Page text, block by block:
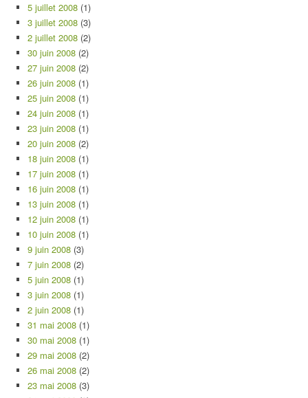
5 juillet 2008 (1)
3 juillet 2008 (3)
2 juillet 2008 (2)
30 juin 2008 (2)
27 juin 2008 (2)
26 juin 2008 (1)
25 juin 2008 (1)
24 juin 2008 (1)
23 juin 2008 (1)
20 juin 2008 (2)
18 juin 2008 (1)
17 juin 2008 (1)
16 juin 2008 (1)
13 juin 2008 (1)
12 juin 2008 (1)
10 juin 2008 (1)
9 juin 2008 (3)
7 juin 2008 (2)
5 juin 2008 (1)
3 juin 2008 (1)
2 juin 2008 (1)
31 mai 2008 (1)
30 mai 2008 (1)
29 mai 2008 (2)
26 mai 2008 (2)
23 mai 2008 (3)